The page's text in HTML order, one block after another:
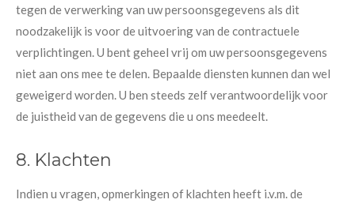
tegen de verwerking van uw persoonsgegevens als dit
noodzakelijk is voor de uitvoering van de contractuele
verplichtingen. U bent geheel vrij om uw persoonsgegevens
niet aan ons mee te delen. Bepaalde diensten kunnen dan wel
geweigerd worden. U ben steeds zelf verantwoordelijk voor
de juistheid van de gegevens die u ons meedeelt.
8. Klachten
Indien u vragen, opmerkingen of klachten heeft i.v.m. de